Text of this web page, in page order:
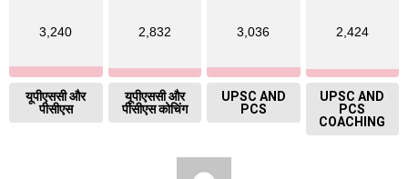
3,240
यूपीएससी और
पीसीएस
2,832
यूपीएससी और
पीसीएस कोचिंग
3,036
UPSC AND
PCS
2,424
UPSC AND
PCS
COACHING